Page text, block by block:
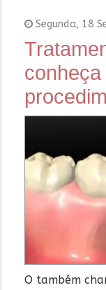
Segunda, 18
O também